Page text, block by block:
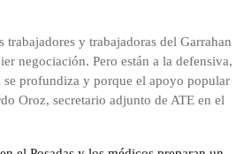
trabajadores y trabajadoras del Garrahan
negociación. Pero están a la defensiva,
profundiza y porque el apoyo popular
Oroz, secretario adjunto de ATE en el